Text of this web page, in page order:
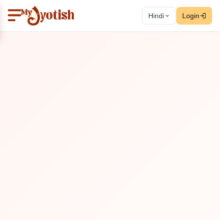
Hindi Login